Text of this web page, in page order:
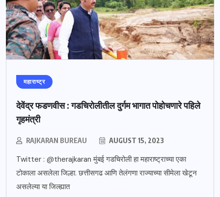
महाराष्ट्र
देवेंद्र फडणवीस : गडचिरोलीतील दुर्गम भागात पोहोचणारे पहिले
गृहमंत्री
RAJKARAN BUREAU AUGUST 15, 2023
Twitter : @therajkaran मुंबई गडचिरोली हा महाराष्ट्राच्या एका
टोकाला असलेला जिल्हा. छत्तीसगढ आणि तेलंगणा राज्याच्या सीमेला खेटून
असलेल्या या जिल्ह्यात